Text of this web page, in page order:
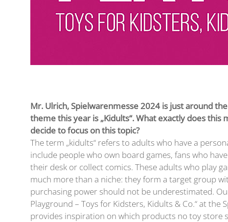
Mr. Ulrich, Spielwarenmesse 2024 is just around
theme this year is „Kidults“. What exactly does this
decide to focus on this topic?
The term „kidults“ refers to adults who have a
include people who own board games, fans who
their desk or collect comics. These adults who play
much more than a niche: they form a target group
purchasing power should not be underestimated. Our
Playground – Toys for Kidsters, Kidults & Co.“ at the
provides inspiration on which products no toy store